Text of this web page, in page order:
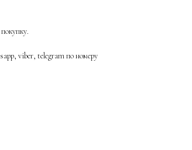
viber, telegram по номеру